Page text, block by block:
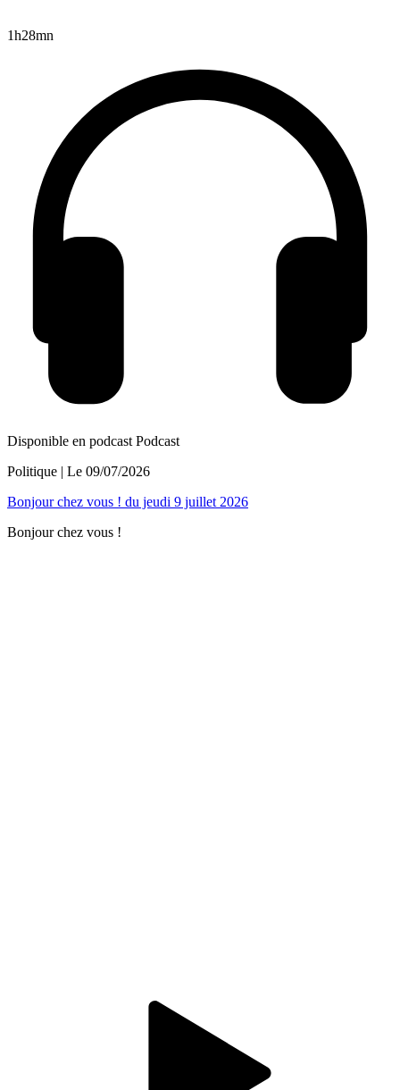
1h28mn
Disponible en podcast Podcast
Politique | Le 09/07/2026
Bonjour chez vous ! du jeudi 9 juillet 2026
Bonjour chez vous !